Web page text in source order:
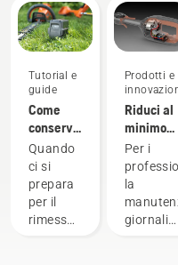
Tutorial e
guide
Come
conservare
la
batteria
Husqvarna
in
inverno
Quando
ci si
prepara
per il
rimessaggio
Prodotti e
innovazioni
Riduci al
minimo
la
con i
prodotti a
batteria.
Per i
la